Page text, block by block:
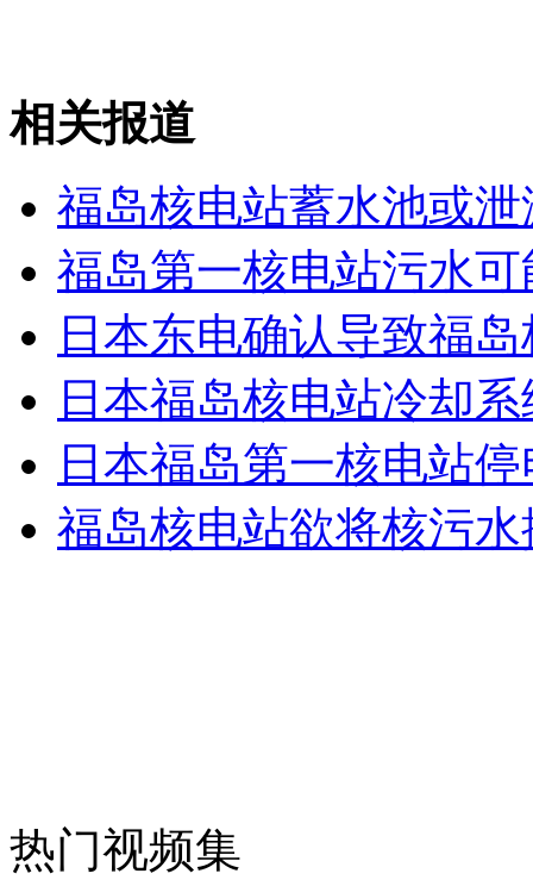
女孩北京地铁殴打老人 痛下狠手拳打脚踢
无痛分娩是否安全 医生回应
外交部：反对强权政治霸凌主义
外交部：有关国家言论片面不公正
安徽一实载49人客车翻车
纽约上演“枕头大战”
相关报道
福岛核电站蓄水池或泄
福岛第一核电站污水
日本东电确认导致福
日本福岛核电站冷却
日本福岛第一核电站
福岛核电站欲将核污
热门视频集